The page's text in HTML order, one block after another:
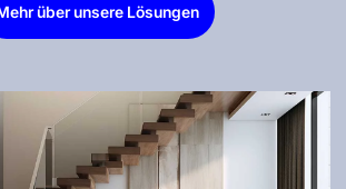
über unsere Lösungen